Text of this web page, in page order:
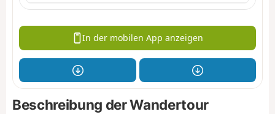
In der mobilen App anzeigen
Beschreibung der Wandertour